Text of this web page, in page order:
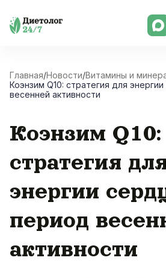
Skip
Главная/Новости/Витамины и
Коэнзим Q10: стратегия для
весенней активности
Коэнзим Q10:
стратегия
энергии
период
активности